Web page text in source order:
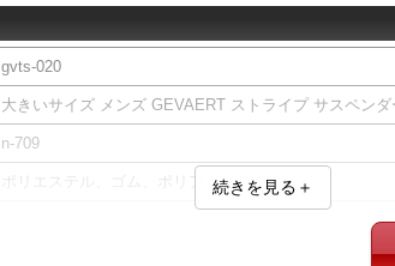
gvts-020
大きいサイズ メンズ GEVAERT ストライプ サスペン
n-709
ポリエステル、ゴム、ポリアミド続きを見る＋